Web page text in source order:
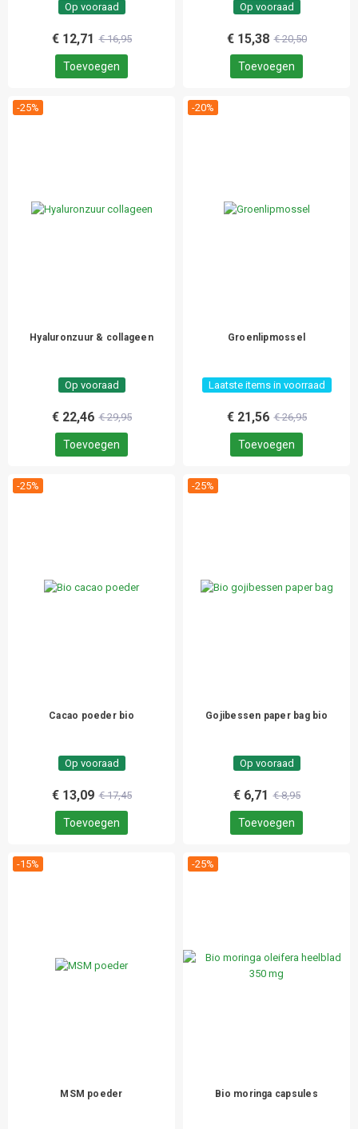
Op vooraad
€ 12,71 € 16,95
Toevoegen
Op vooraad
€ 15,38 € 20,50
Toevoegen
-25%
Hyaluronzuur & collageen
Op vooraad
€ 22,46 € 29,95
Toevoegen
-20%
Groenlipmossel
Laatste items in voorraad
€ 21,56 € 26,95
Toevoegen
-25%
Cacao poeder bio
Op vooraad
€ 13,09 € 17,45
Toevoegen
-25%
Gojibessen paper bag bio
Op vooraad
€ 6,71 € 8,95
Toevoegen
-15%
MSM poeder
-25%
Bio moringa capsules